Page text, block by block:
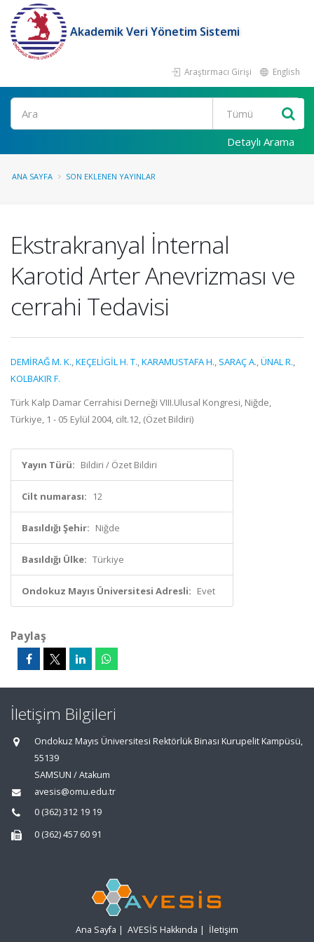
Akademik Veri Yönetim Sistemi
Araştırmacı Girişi English
Ara
Detaylı Arama
ANA SAYFA SON EKLENEN YAYINLAR
Ekstrakranyal İnternal
Karotid Arter Anevrizması ve
cerrahi Tedavisi
DEMİRAĞ M. K.,KEÇELİGİL H. T.,KARAMUSTAFA H., SARAÇ A.,ÜNAL R.,
KOLBAKIR F.
Türk Kalp Damar Cerrahisi Derneği VIII.Ulusal Kongresi, Niğde,
Türkiye, 1 - 05 Eylül 2004, cilt.12, (Özet Bildiri)
Yayın Türü: Bildiri / Özet Bildiri
Cilt numarası: 12
Basıldığı Şehir: Niğde
Basıldığı Ülke: Türkiye
Ondokuz Mayıs Üniversitesi Adresli: Evet
Paylaş
İletişim Bilgileri
Ondokuz Mayıs Üniversitesi Rektörlük Binası Kurupelit Kampüsü,
55139
SAMSUN / Atakum
avesis@omu.edu.tr
0 (362) 312 19 19
0 (362) 457 60 91
Ana Sayfa | AVESİS Hakkında | İletişim